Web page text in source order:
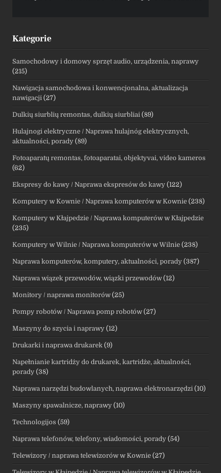
Kategorie
Samochodowy i domowy sprzęt audio, urządzenia, naprawy
(215)
Nawigacja samochodowa i konwencjonalna, aktualizacja
nawigacji (27)
Dulkių siurblių remontas, dulkių siurbliai (89)
Hulajnogi elektryczne / Naprawa hulajnóg elektrycznych,
aktualności, porady (89)
Fotoaparatų remontas, fotoaparatai, objektyvai, video kameros
(62)
Ekspresy do kawy / Naprawa ekspresów do kawy (122)
Komputery w Kownie / Naprawa komputerów w Kownie (238)
Komputery w Kłajpedzie / Naprawa komputerów w Kłajpedzie
(235)
Komputery w Wilnie / Naprawa komputerów w Wilnie (238)
Naprawa komputerów, komputery, aktualności, porady (387)
Naprawa wiązek przewodów, wiązki przewodów (12)
Monitory / naprawa monitorów (25)
Pompy robotów / Naprawa pomp robotów (27)
Maszyny do szycia i naprawy (12)
Drukarki i naprawa drukarek (9)
Napełnianie kartridży do drukarek, kartridże, aktualności,
porady (38)
Naprawa narzędzi budowlanych, naprawa elektronarzędzi (10)
Maszyny spawalnicze, naprawy (10)
Technologijos (59)
Naprawa telefonów, telefony, wiadomości, porady (54)
Telewizory / naprawa telewizorów w Kownie (27)